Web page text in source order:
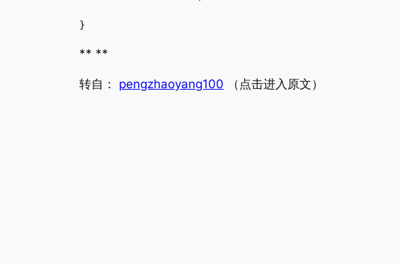
}
** **
转自： pengzhaoyang100 （点击进入原文）